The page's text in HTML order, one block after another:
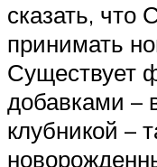
сказать, что
принимать
Существует
добавками –
клубникой –